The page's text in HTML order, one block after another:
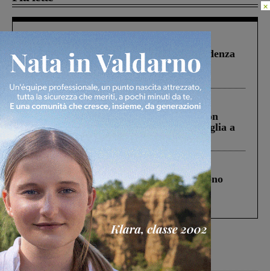
Piscina di Figline finanziata oltre la scadenza
Pnrr, il gruppo di Fratelli d’Italia: “Un
ringraziamento al Governo”
Cronaca 3 Agosto 2026
Scomparso da una struttura di Castiglion
Fiorentino l’uomo che aveva ucciso la figlia a
Levane nel 2020
Cronaca 4 Agosto 2026
Un anno fa la strage in A1 in cui morirono
Gianni, Giulia e Franco. Lo schianto, il
processo, lo stop ai sorpassi fra tir....
×